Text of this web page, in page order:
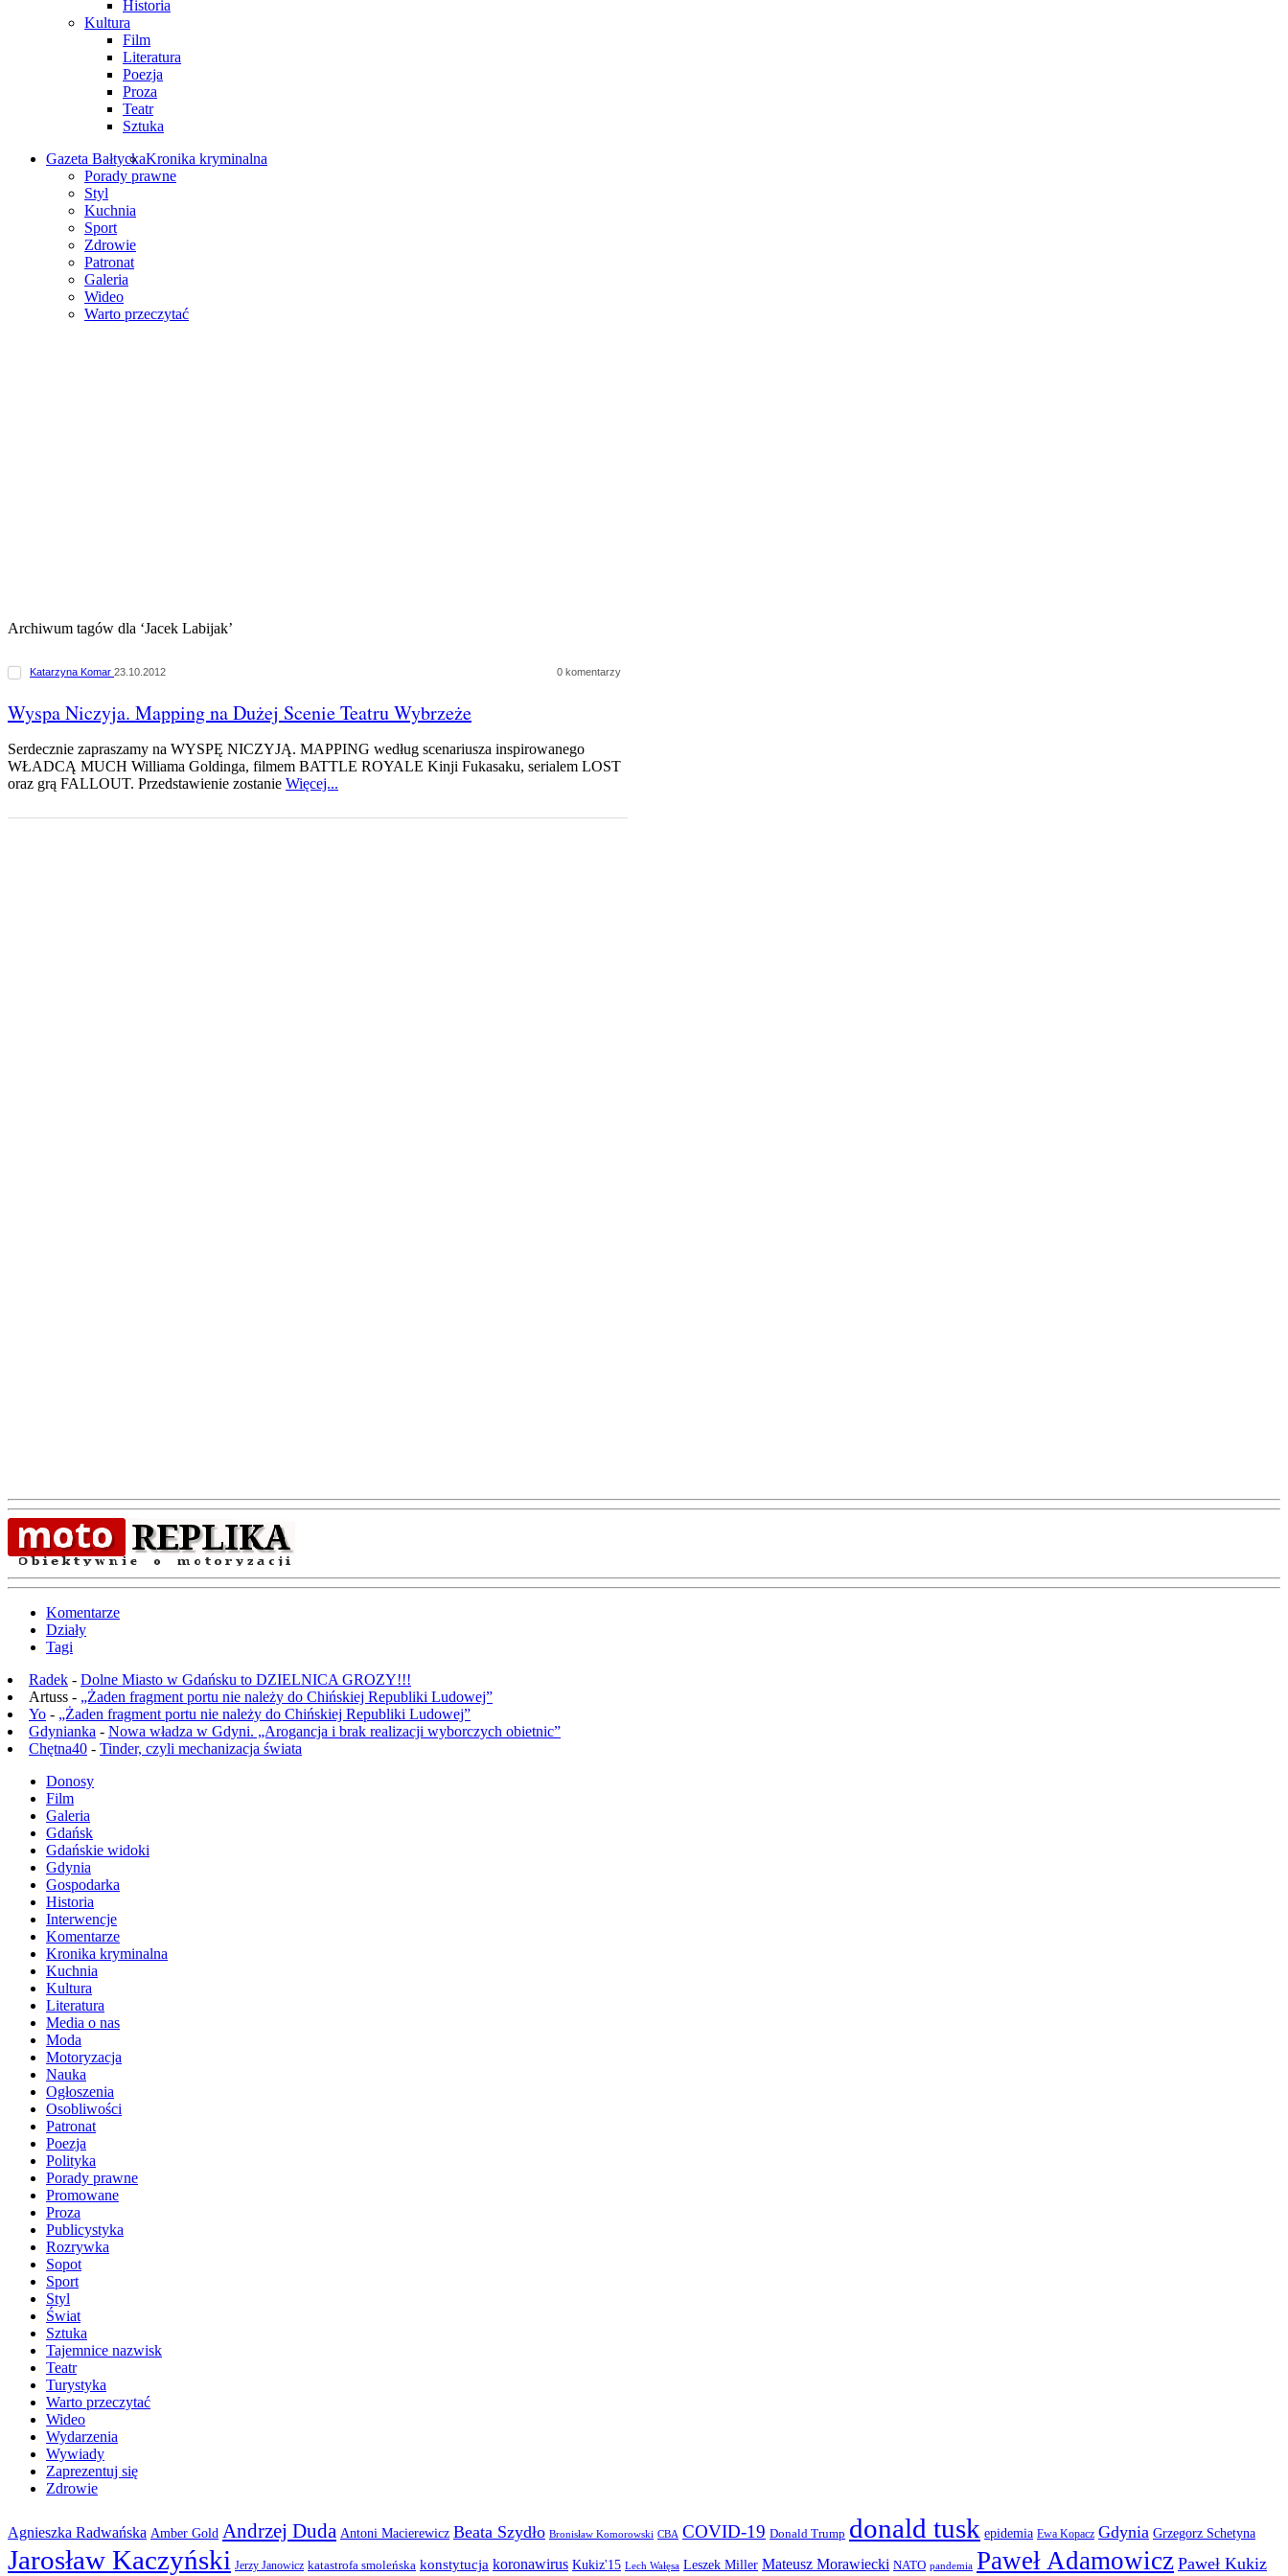
Historia
Kultura
Film
Literatura
Poezja
Proza
Teatr
Sztuka
Gazeta BałtyckaKronika kryminalna
Porady prawne
Styl
Kuchnia
Sport
Zdrowie
Patronat
Galeria
Wideo
Warto przeczytać
Archiwum tagów dla ‘Jacek Labijak’
Katarzyna Komar 23.10.2012 0 komentarzy
Wyspa Niczyja. Mapping na Dużej Scenie Teatru Wybrzeże
Serdecznie zapraszamy na WYSPĘ NICZYJĄ. MAPPING według scenariusza inspirowanego
WŁADCĄ MUCH Williama Goldinga, filmem BATTLE ROYALE Kinji Fukasaku, serialem LOST
oraz grą FALLOUT. Przedstawienie zostanie Więcej...
Komentarze
Działy
Tagi
Radek - Dolne Miasto w Gdańsku to DZIELNICA GROZY!!!
Artuss - „Żaden fragment portu nie należy do Chińskiej Republiki Ludowej”
Yo - „Żaden fragment portu nie należy do Chińskiej Republiki Ludowej”
Gdynianka - Nowa władza w Gdyni. „Arogancja i brak realizacji wyborczych obietnic”
Chętna40 - Tinder, czyli mechanizacja świata
Donosy
Film
Galeria
Gdańsk
Gdańskie widoki
Gdynia
Gospodarka
Historia
Interwencje
Komentarze
Kronika kryminalna
Kuchnia
Kultura
Literatura
Media o nas
Moda
Motoryzacja
Nauka
Ogłoszenia
Osobliwości
Patronat
Poezja
Polityka
Porady prawne
Promowane
Proza
Publicystyka
Rozrywka
Sopot
Sport
Styl
Świat
Sztuka
Tajemnice nazwisk
Teatr
Turystyka
Warto przeczytać
Wideo
Wydarzenia
Wywiady
Zaprezentuj się
Zdrowie
Agnieszka Radwańska Amber Gold Andrzej Duda Antoni Macierewicz Beata Szydło Bronisław Komorowski CBA COVID-19 Donald Trump donald tusk epidemia Ewa Kopacz Gdynia Grzegorz Schetyna
Jarosław Kaczyński Jerzy Janowicz katastrofa smoleńska konstytucja koronawirus Kukiz'15 Lech Wałęsa Leszek Miller Mateusz Morawiecki NATO pandemia Paweł Adamowicz Paweł Kukiz